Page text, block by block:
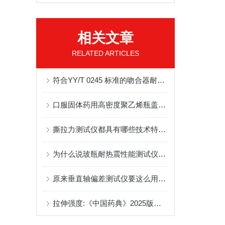
相关文章
RELATED ARTICLES
符合YY/T 0245 标准的吻合器耐压性能专业测试仪
口服固体药用高密度聚乙烯瓶盖扭矩仪解决方法
撕拉力测试仪都具有哪些技术特点？
为什么说玻瓶耐热震性能测试仪的应用很有必要？
原来垂直轴偏差测试仪要这么用才对
拉伸强度:《中国药典》2025版年版第四部通则4005塑料拉伸性能测定法解读